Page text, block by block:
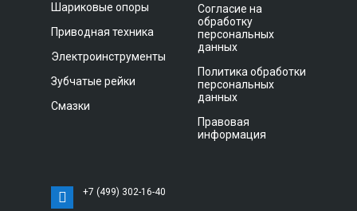
Шариковые опоры
Приводная техника
Электроинструменты
Зубчатые рейки
Смазки
Согласие на
обработку
персональных
данных
Политика обработки
персональных
данных
Правовая
информация
+7 (499) 302-16-40